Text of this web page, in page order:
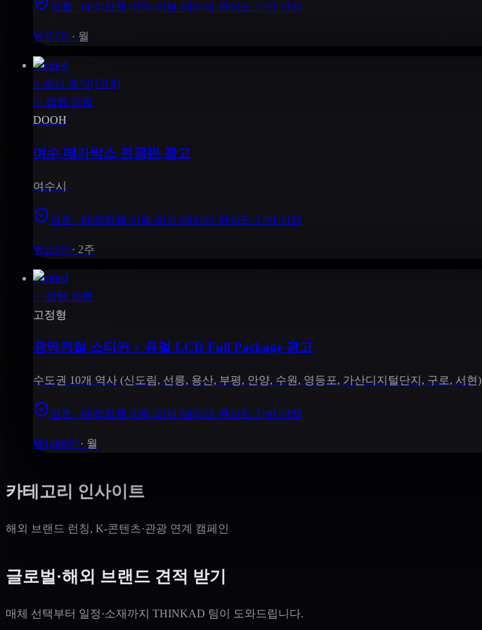
양호 · 60점집행 이력·리뷰·데이터 완성도 기반 산정
₩350만· 월
Verified
⚡ 즉시 예약(안내)
✅ 집행 검증
DOOH
여수 메가박스 전광판 광고
여수시
양호 · 60점집행 이력·리뷰·데이터 완성도 기반 산정
₩220만· 2주
Verified
✅ 집행 검증
고정형
광역전철 스티커 + 듀얼 LCD Full Package 광고
수도권 10개 역사 (신도림, 선릉, 용산, 부평, 안양, 수원, 영등포, 가산디지털단지, 구로, 서현)
양호 · 68점집행 이력·리뷰·데이터 완성도 기반 산정
₩1,000만· 월
카테고리 인사이트
해외 브랜드 런칭, K-콘텐츠·관광 연계 캠페인
글로벌·해외 브랜드 견적 받기
매체 선택부터 일정·소재까지 THINKAD 팀이 도와드립니다.